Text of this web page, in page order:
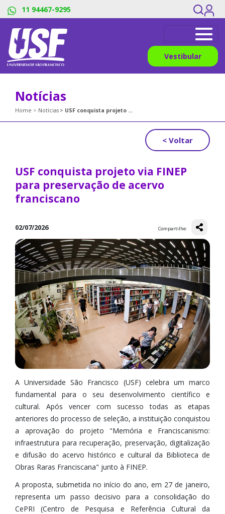
11 94467-9295
Vestibular
Notícias
Home Notícias USF conquista projeto via FINEP para preservação de acervo franciscano
< Voltar
USF conquista projeto via FINEP
para preservação de acervo
franciscano
02/07/2026 Compartilhe:
A Universidade São Francisco (USF) celebra um marco
fundamental para o seu desenvolvimento científico e
cultural. Após vencer com sucesso todas as etapas
anteriores do processo de seleção, a instituição conquistou
a aprovação do projeto "Memória e Franciscanismo:
infraestrutura para recuperação, preservação, digitalização
e difusão do acervo histórico e cultural da Biblioteca de
Obras Raras Franciscana" junto à FINEP.
A proposta, submetida no início do ano, em 27 de janeiro,
representa um passo decisivo para a consolidação do
CePRI (Centro de Pesquisa e Referência Cultural da